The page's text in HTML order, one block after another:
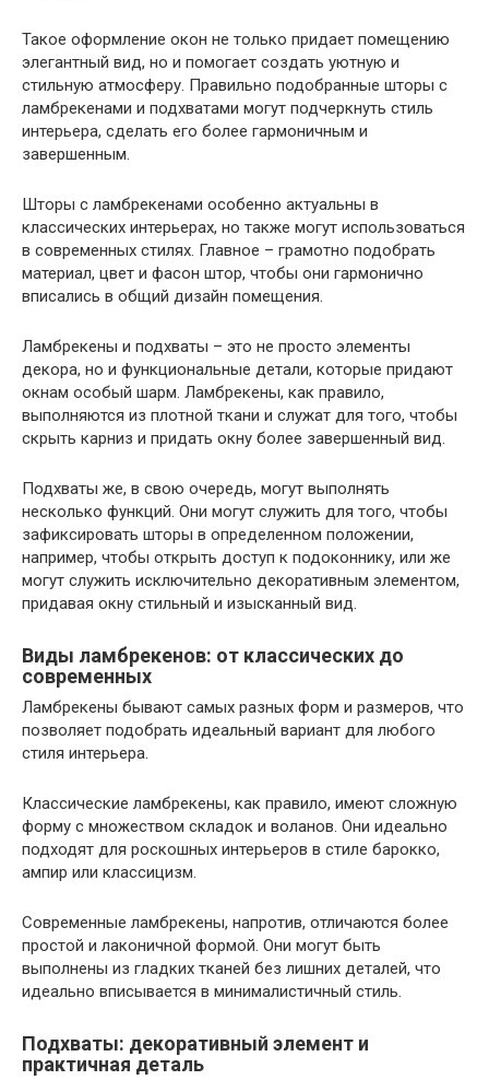
Такое оформление окон не только придает помещению
элегантный вид, но и помогает создать уютную и
стильную атмосферу. Правильно подобранные шторы с
ламбрекенами и подхватами могут подчеркнуть стиль
интерьера, сделать его более гармоничным и
завершенным.
Шторы с ламбрекенами особенно актуальны в
классических интерьерах, но также могут использоваться
в современных стилях. Главное – грамотно подобрать
материал, цвет и фасон штор, чтобы они гармонично
вписались в общий дизайн помещения.
Ламбрекены и подхваты – это не просто элементы
декора, но и функциональные детали, которые придают
окнам особый шарм. Ламбрекены, как правило,
выполняются из плотной ткани и служат для того, чтобы
скрыть карниз и придать окну более завершенный вид.
Подхваты же, в свою очередь, могут выполнять
несколько функций. Они могут служить для того, чтобы
зафиксировать шторы в определенном положении,
например, чтобы открыть доступ к подоконнику, или же
могут служить исключительно декоративным элементом,
придавая окну стильный и изысканный вид.
Виды ламбрекенов: от классических до
современных
Ламбрекены бывают самых разных форм и размеров, что
позволяет подобрать идеальный вариант для любого
стиля интерьера.
Классические ламбрекены, как правило, имеют сложную
форму с множеством складок и воланов. Они идеально
подходят для роскошных интерьеров в стиле барокко,
ампир или классицизм.
Современные ламбрекены, напротив, отличаются более
простой и лаконичной формой. Они могут быть
выполнены из гладких тканей без лишних деталей, что
идеально вписывается в минималистичный стиль.
Подхваты: декоративный элемент и
практичная деталь